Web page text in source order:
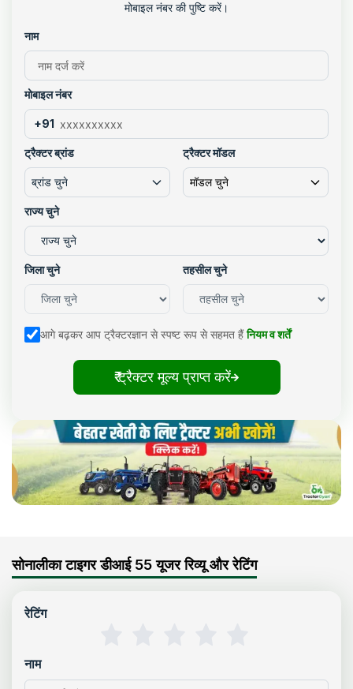
मोबाइल नंबर की पुष्टि करें।
नाम
मोबाइल नंबर
+91
ट्रैक्टर ब्रांड
ब्रांड चुने
ट्रैक्टर मॉडल
मॉडल चुने
राज्य चुने
जिला चुने तहसील चुने
आगे बढ़कर आप ट्रैक्टरज्ञान से स्पष्ट रूप से सहमत हैं नियम व शर्तें
₹ ट्रैक्टर मूल्य प्राप्त करें
सोनालीका टाइगर डीआई 55 यूजर रिव्यू और रेटिंग
रेटिंग
नाम